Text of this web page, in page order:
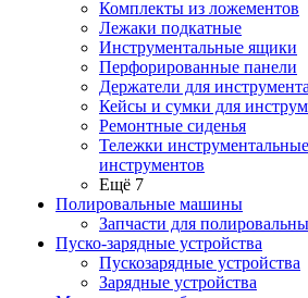
Комплекты из ложементов
Лежаки подкатные
Инструментальные ящики
Перфорированные панели
Держатели для инструмента
Кейсы и сумки для
Ремонтные сиденья
Тележки
инструментов
Ещё 7
Полировальные машины
Запчасти для
Пуско-зарядные устройства
Пускозарядные устройства
Зарядные устройства